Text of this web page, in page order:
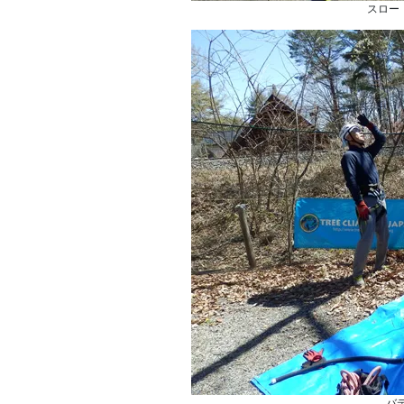
スロ